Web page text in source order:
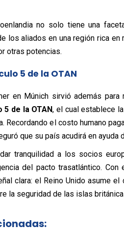
no solo tiene una
los aliados en una región rica
otras potencias.
5 de la OTAN
en Múnich sirvió además para
5 de la OTAN, el cual establece
Recordando el costo humano
que su país acudirá en ayuda
tranquilidad a los socios
del pacto trasatlántico. Con
clara: el Reino Unido asume
la seguridad de las islas